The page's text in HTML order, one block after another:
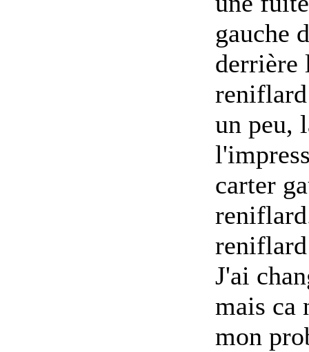
gauche
derrière
un peu,
carter
reniflard
J'ai
mais ca
mon